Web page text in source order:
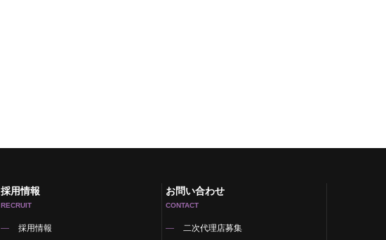
採用情報
RECRUIT
採用情報
お問い合わせ
CONTACT
二次代理店募集